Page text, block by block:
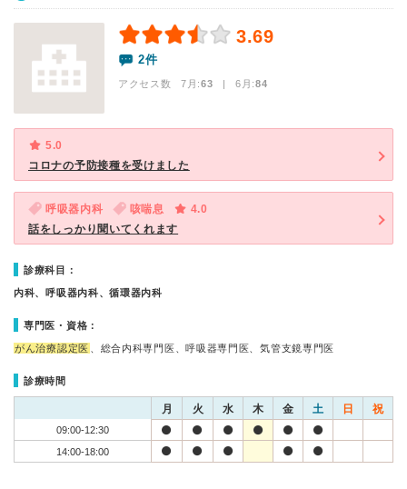
3.69
2件
アクセス数 7月:63 | 6月:84
5.0
コロナの予防接種を受けました
呼吸器内科 咳喘息
4.0
話をしっかり聞いてくれます
診療科目：
内科、呼吸器内科、循環器内科
専門医・資格：
がん治療認定医 、総合内科専門医、呼吸器専門医、気管支鏡専門医
診療時間
月 火 水 木 金 土 日 祝
09:00-12:30
14:00-18:00